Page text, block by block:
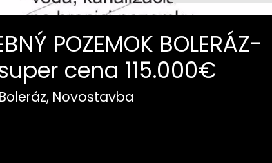
POZEMOK BOLERÁZ-
cena 115.000€
Novostavba